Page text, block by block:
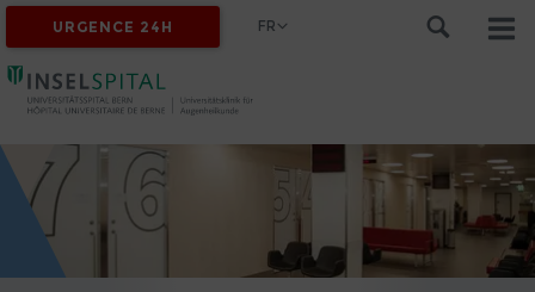
URGENCE 24H FR